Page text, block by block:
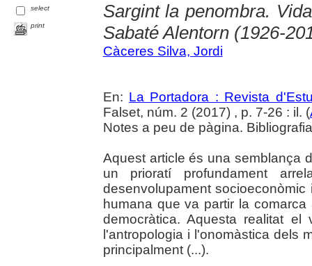
select
print
Sargint la penombra.
Sabaté Alentorn (1926-
Càceres Silva, Jordi
En: La Portadora : Revista
Falset, núm. 2 (2017) , p. 7-26 : il. (
Notes a peu de pàgina.
Aquest article és una semblança
un prioratí profundament
desenvolupament
humana que va partir la
democràtica. Aquesta realitat
l'antropologia i l'onomàstica dels
principalment (...).